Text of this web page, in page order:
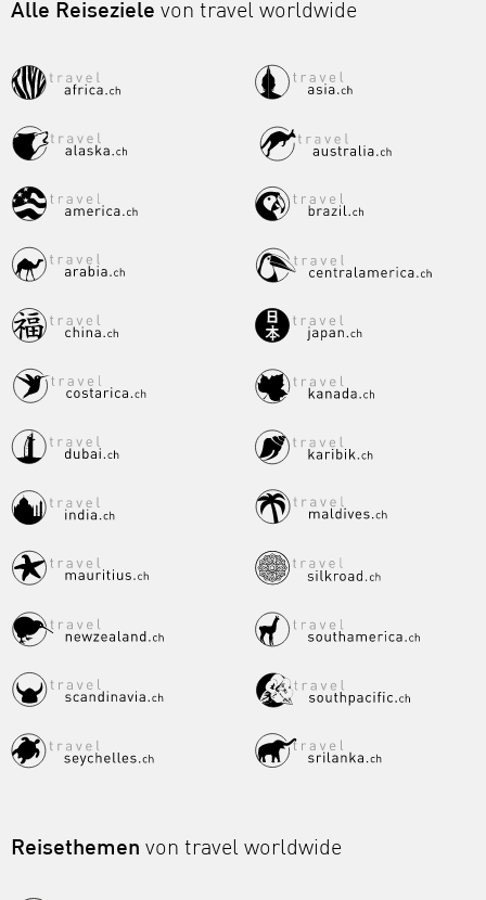
Alle Reiseziele von travel worldwide
Reisethemen von travel worldwide